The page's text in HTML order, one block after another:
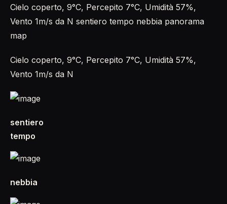
Now
About
Cielo coperto, 9°C, Percepito 7°C, Umidità 57%,
Vento 1m/s da N sentiero tempo nebbia panorama
map
Cielo coperto, 9°C, Percepito 7°C, Umidità 57%,
Vento 1m/s da N
sentiero
tempo
nebbia